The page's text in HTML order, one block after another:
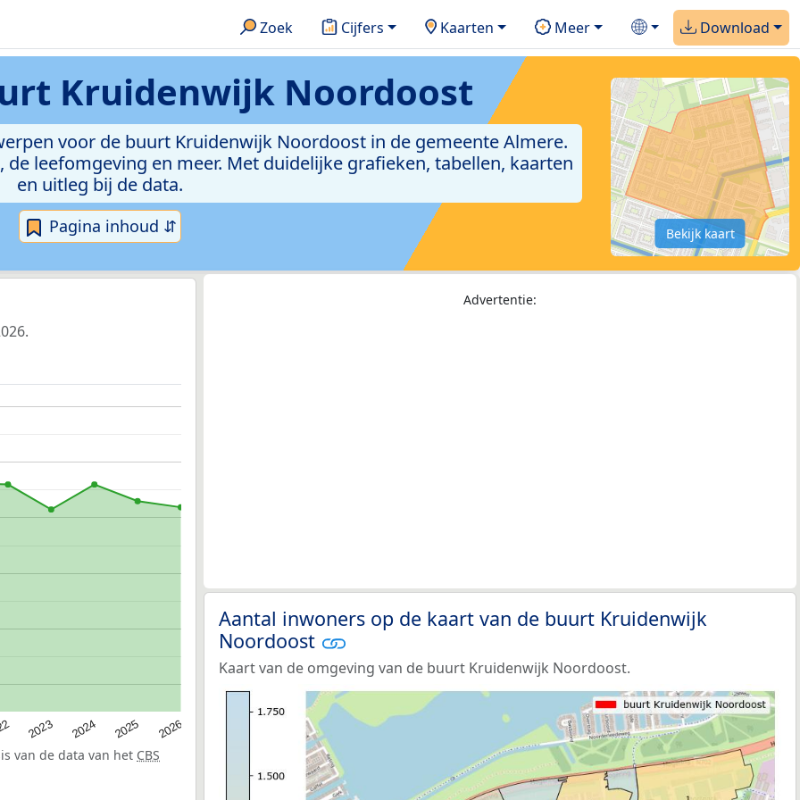
Zoek Cijfers Kaarten Meer Download
Kruidenwijk Noordoost
voor de buurt Kruidenwijk Noordoost in de gemeente Almere.
leefomgeving en meer. Met duidelijke grafieken, tabellen, kaarten
en uitleg bij de data.
Pagina inhoud ⇵ Bekijk kaart
2023 2024 2025 2026
van de data van het CBS
Advertentie:
Aantal inwoners op de kaart van de buurt Kruidenwijk
Noordoost
Kaart van de omgeving van de buurt Kruidenwijk Noordoost.